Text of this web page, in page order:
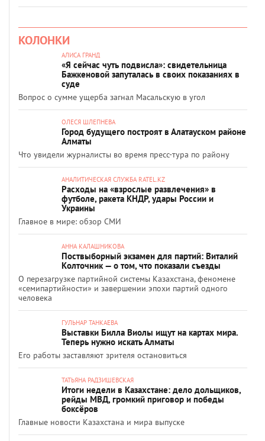
КОЛОНКИ
АЛИСА ГРАНД
«Я сейчас чуть подвисла»: свидетельница
Бажкеновой запуталась в своих показаниях в
суде
Вопрос о сумме ущерба загнал Масальскую в угол
ОЛЕСЯ ШЛЕПНЕВА
Город будущего построят в Алатауском районе
Алматы
Что увидели журналисты во время пресс-тура по району
АНАЛИТИЧЕСКАЯ СЛУЖБА RATEL.KZ
Расходы на «взрослые развлечения» в
футболе, ракета КНДР, удары России и
Украины
Главное в мире: обзор СМИ
АННА КАЛАШНИКОВА
Поствыборный экзамен для партий: Виталий
Колточник — о том, что показали съезды
О перезагрузке партийной системы Казахстана, феномене
«семипартийности» и завершении эпохи партий одного
человека
ГУЛЬНАР ТАНКАЕВА
Выставки Билла Виолы ищут на картах мира.
Теперь нужно искать Алматы
Его работы заставляют зрителя остановиться
ТАТЬЯНА РАДЗИШЕВСКАЯ
Итоги недели в Казахстане: дело дольщиков,
рейды МВД, громкий приговор и победы
боксёров
Главные новости Казахстана и мира выпуске